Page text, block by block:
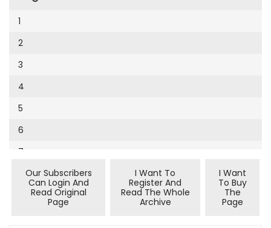
Cumhuriyet Sağlıklı Beslenme
Cumhuriyet Sokak
Cumhuriyet Spor
Cumhuriyet Strateji
Cumhuriyet Tarım
Cumhuriyet Yılbaşı
Çerçeve Eki
Dergi Eki
Ekonomi Eki
1994
9
10
11
12
13
14
15
16
1
2
3
4
5
6
7
Our Subscribers
Can Login And
Read Original
Page
I Want To
Register And
Read The Whole
Archive
I Want
To Buy
The
Page